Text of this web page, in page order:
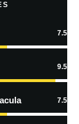
7.5
9.5
7.5